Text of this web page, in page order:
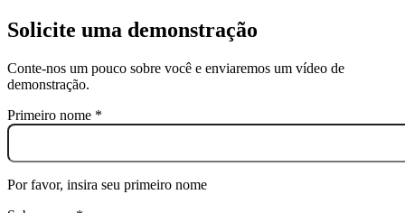
Solicite uma demonstração
Conte-nos um pouco sobre você e enviaremos um vídeo de
demonstração.
Primeiro nome *
Por favor, insira seu primeiro nome